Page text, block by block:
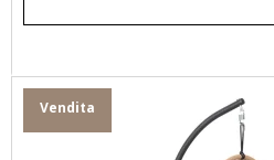
Vendita